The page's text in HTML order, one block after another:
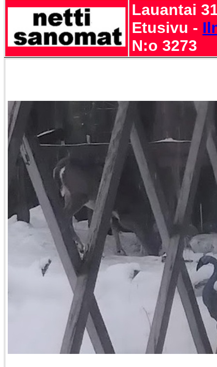
Lauantai
Etusivu -
N:o 3273